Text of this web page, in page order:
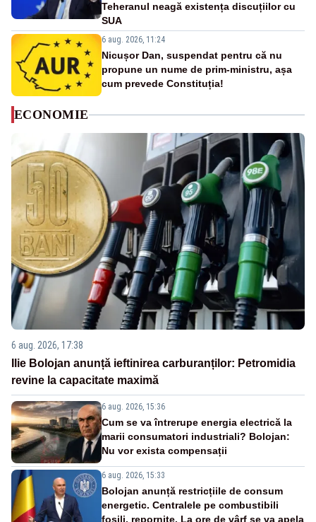
Teheranul neagă existența discuțiilor cu
SUA
6 aug. 2026, 11:24
Nicușor Dan, suspendat pentru că nu
propune un nume de prim-ministru, așa
cum prevede Constituția!
ECONOMIE
6 aug. 2026, 17:38
Ilie Bolojan anunță ieftinirea carburanților: Petromidia
revine la capacitate maximă
6 aug. 2026, 15:36
Cum se va întrerupe energia electrică la
marii consumatori industriali? Bolojan:
Nu vor exista compensații
6 aug. 2026, 15:33
Bolojan anunță restricțiile de consum
energetic. Centralele pe combustibili
fosili, repornite. La ore de vârf se va apela